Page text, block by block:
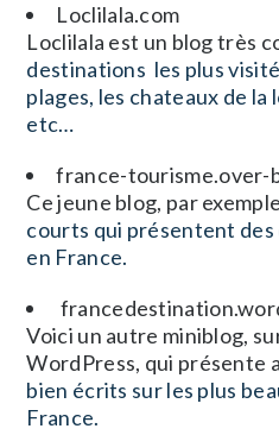
Loclilala.com
Loclilala est un blog très
destinations les plus
plages, les chateaux de la
etc…
france-tourisme.over-
Ce jeune blog, par
courts qui présentent
en France.
Voici un autre miniblog,
WordPress, qui présente
bien écrits sur les plus
France.